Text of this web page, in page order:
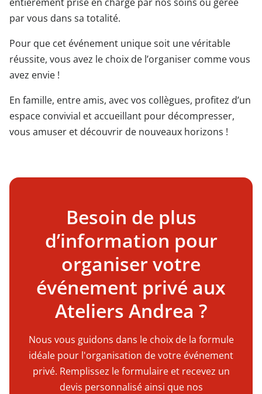
par vous dans sa totalité.
Pour que cet événement unique soit une véritable
réussite, vous avez le choix de l’organiser comme vous
avez envie !
En famille, entre amis, avec vos collègues, profitez d’un
espace convivial et accueillant pour décompresser,
vous amuser et découvrir de nouveaux horizons !
Besoin de plus
d’information pour
organiser votre
événement privé aux
Ateliers Andrea ?
Nous vous guidons dans le choix de la formule
idéale pour l'organisation de votre événement
privé. Remplissez le formulaire et recevez un
devis personnalisé ainsi que nos